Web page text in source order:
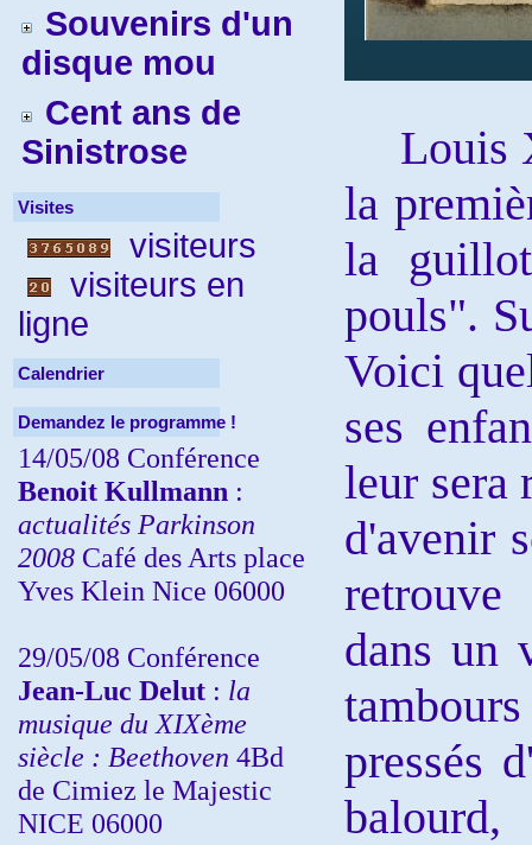
Souvenirs d'un
disque mou
Cent ans de
Sinistrose
Visites
visiteurs
visiteurs en
ligne
Calendrier
Demandez le programme !
14/05/08 Conférence
Benoit Kullmann :
actualités Parkinson
2008 Café des Arts place
Yves Klein Nice 06000
29/05/08 Conférence
Jean-Luc Delut : la
musique du XIXème
siècle : Beethoven 4Bd
de Cimiez le Majestic
NICE 06000
Louis
la
la
pouls".
Voici
ses
leur sera
d'avenir
retrouve
dans un
pressés